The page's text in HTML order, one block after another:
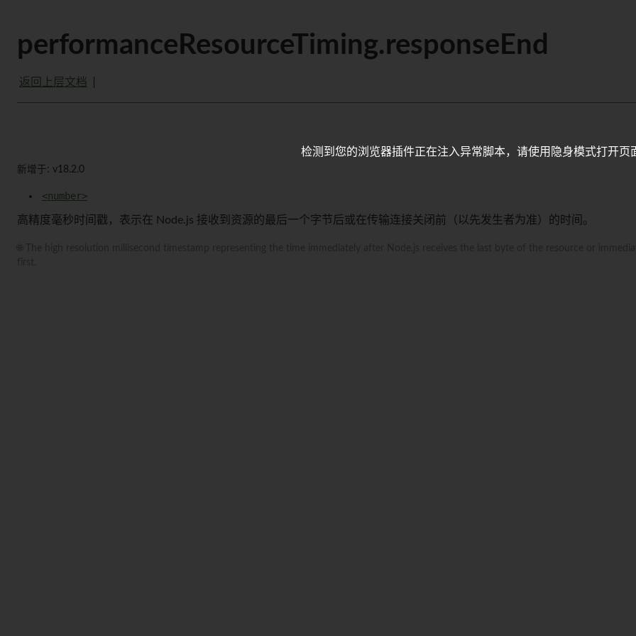
performanceResourceTiming.responseEnd
返回上层文档
新增于: v18.2.0
<number>
高精度毫秒时间戳，表示在 Node.js 接收到资源的最后一个字节后或在传输连接关闭前（以先发生者为准）的时间。
检测到您的浏览器插件正在注入异常脚本，请使用隐身模式打开页